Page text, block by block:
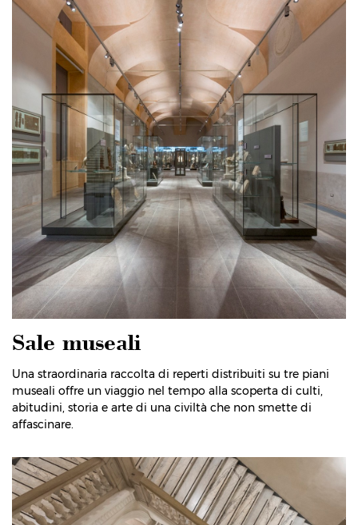
Sale museali
Una straordinaria raccolta di reperti distribuiti su tre piani
museali offre un viaggio nel tempo alla scoperta di culti,
abitudini, storia e arte di una civiltà che non smette di
affascinare.